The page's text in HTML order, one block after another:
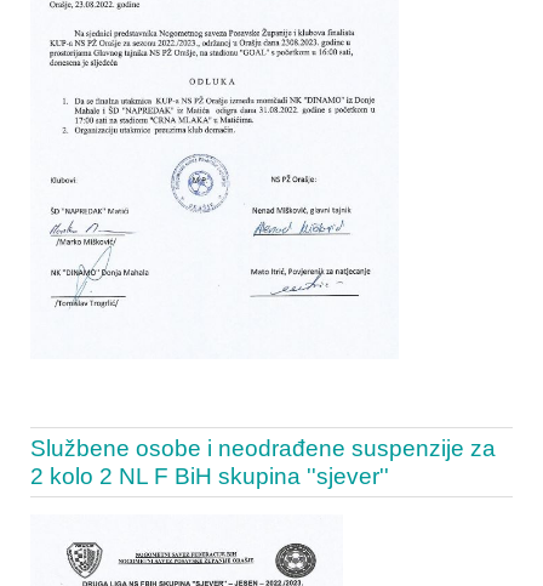
Službene osobe i neodrađene suspenzije za
2 kolo 2 NL F BiH skupina ''sjever''